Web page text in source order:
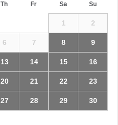
Th Fr Sa Su
1 2
6 7 8 9
13 14 15 16
20 21 22 23
27 28 29 30